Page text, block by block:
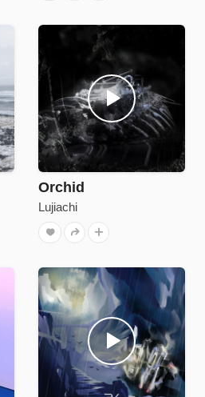
Orchid
Lujiachi